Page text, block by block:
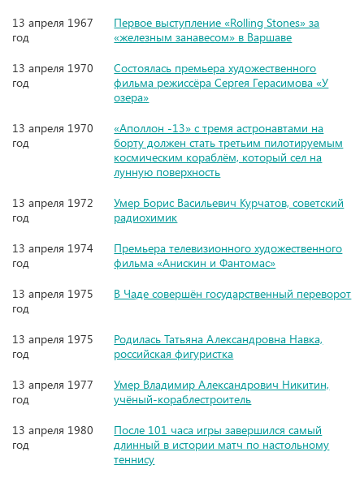
13 апреля 1967
год
Первое выступление «Rolling Stones» за
«железным занавесом» в Варшаве
13 апреля 1970
год
Состоялась премьера художественного
фильма режиссёра Сергея Герасимова «У
озера»
13 апреля 1970
год
«Аполлон -13» с тремя астронавтами на
борту должен стать третьим пилотируемым
космическим кораблём, который сел на
лунную поверхность
13 апреля 1972
год
Умер Борис Васильевич Курчатов, советский
радиохимик
13 апреля 1974
год
Премьера телевизионного художественного
фильма «Анискин и Фантомас»
13 апреля 1975
год
В Чаде совершён государственный переворот
13 апреля 1975
год
Родилась Татьяна Александровна Навка,
российская фигуристка
13 апреля 1977
год
Умер Владимир Александрович Никитин,
учёный-кораблестроитель
13 апреля 1980
год
После 101 часа игры завершился самый
длинный в истории матч по настольному
теннису